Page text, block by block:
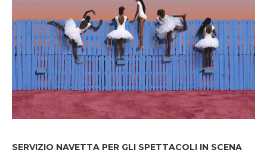
SERVIZIO NAVETTA PER GLI SPETTACOLI IN SCENA